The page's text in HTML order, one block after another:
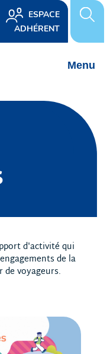
ESPACE
ADHÉRENT
d'activité qui
de la
voyageurs.